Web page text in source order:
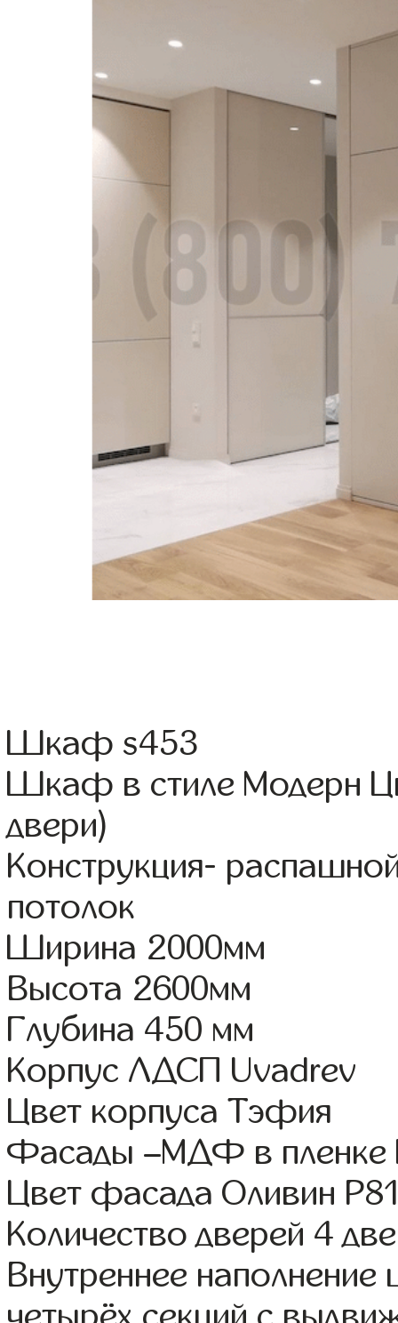
Шкаф s453
Шкаф в стиле Модерн
двери)
Конструкция-
потолок
Ширина 2000мм
Высота 2600мм
Глубина 450 мм
Корпус ЛДСП Uvadrev
Цвет корпуса Тэфия
Фасады –МДФ в пленке
Цвет фасада Оливин
Количество дверей 4
Внутреннее